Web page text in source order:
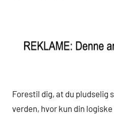
Forestil dig, at du pludselig
verden, hvor kun din